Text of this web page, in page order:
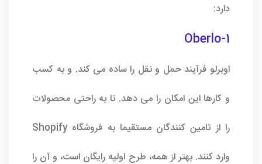
دارد:
1-Oberlo
اوبرلو فرآیند حمل و نقل را ساده می کند. و به کسب
و کارها این امکان را می دهد. تا به راحتی محصولات
را از تامین کنندگان مستقیما به فروشگاه Shopify
وارد کنند. بهتر از همه، طرح اولیه رایگان است، و آن را